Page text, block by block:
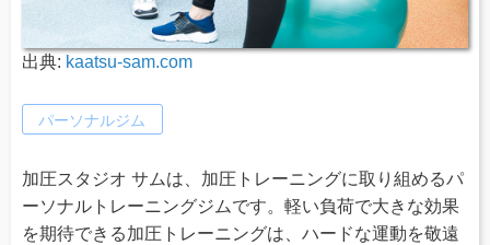
出典: kaatsu-sam.com
パーソナルジム
加圧スタジオ サムは、加圧トレーニングに取り組めるパ
ーソナルトレーニングジムです。軽い負荷で大きな効果
を期待できる加圧トレーニングは、ハードな運動を敬遠